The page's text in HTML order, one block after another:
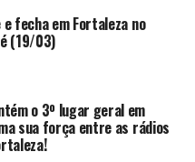
fecha em Fortaleza no
(19/03)
o 3º lugar geral em
sua força entre as rádios